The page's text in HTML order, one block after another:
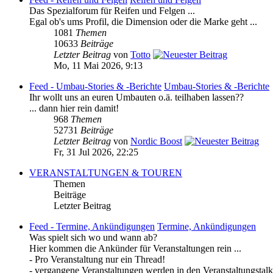
Das Spezialforum für Reifen und Felgen ...
Egal ob's ums Profil, die Dimension oder die Marke geht ...
1081 Themen
10633 Beiträge
Letzter Beitrag von Totto
Mo, 11 Mai 2026, 9:13
Feed - Umbau-Stories & -Berichte Umbau-Stories & -Berichte
Ihr wollt uns an euren Umbauten o.ä. teilhaben lassen??
... dann hier rein damit!
968 Themen
52731 Beiträge
Letzter Beitrag von Nordic Boost
Fr, 31 Jul 2026, 22:25
VERANSTALTUNGEN & TOUREN
Themen
Beiträge
Letzter Beitrag
Feed - Termine, Ankündigungen Termine, Ankündigungen
Was spielt sich wo und wann ab?
Hier kommen die Ankünder für Veranstaltungen rein ...
- Pro Veranstaltung nur ein Thread!
- vergangene Veranstaltungen werden in den